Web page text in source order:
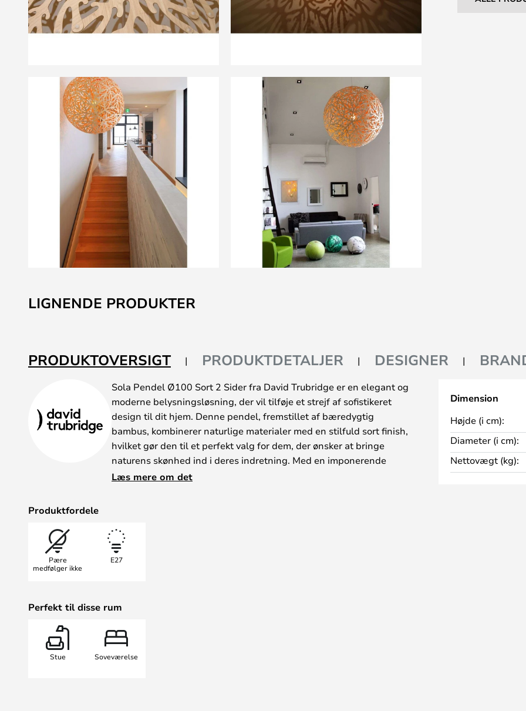
til
starten
LIGNENDE PRODUKTER
PRODUKTOVERSIGT PRODUKTDETALJER DESIGNER
Sola Pendel Ø100 Sort 2 Sider fra David Trubridge er en elegant og
moderne belysningsløsning, der vil tilføje et strejf af sofistikeret
design til dit hjem. Denne pendel, fremstillet af bæredygtig
bambus, kombinerer naturlige materialer med en stilfuld sort finish,
hvilket gør den til et perfekt valg for dem, der ønsker at bringe
naturens skønhed ind i deres indretning. Med en imponerende
højde og diameter på 100 cm skaber denne lampe en
behageligt lys, der skaber en indbydende atmosfære. David
Trubridge er kendt for sit innovative design og høje kvalitet, hvilket
gør denne pendel til en investering i både stil og funktionalitet.
Læs mere om det
Produktfordele
Pære
medfølger ikke
E27
Perfekt til disse rum
Stue Soveværelse
Dimension
Højde (i cm):
Diameter (i cm):
Nettovægt (kg):